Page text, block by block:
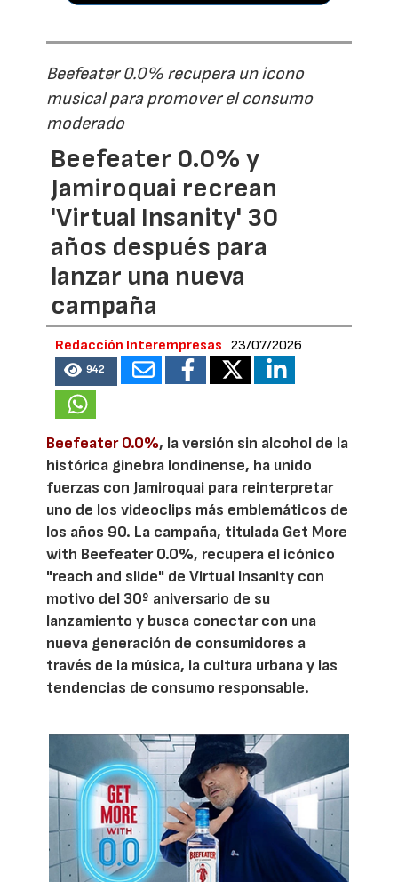
Beefeater 0.0% recupera un icono
musical para promover el consumo
moderado
Beefeater 0.0% y
Jamiroquai recrean
'Virtual Insanity' 30
años después para
lanzar una nueva
campaña
Redacción Interempresas 23/07/2026
942
Beefeater 0.0%, la versión sin alcohol de la
histórica ginebra londinense, ha unido
fuerzas con Jamiroquai para reinterpretar
uno de los videoclips más emblemáticos de
los años 90. La campaña, titulada Get More
with Beefeater 0.0%, recupera el icónico
"reach and slide" de Virtual Insanity con
motivo del 30º aniversario de su
lanzamiento y busca conectar con una
nueva generación de consumidores a
través de la música, la cultura urbana y las
tendencias de consumo responsable.